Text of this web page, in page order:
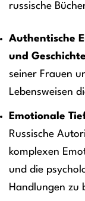
russische
Authentische
und
seiner Frauen
Lebensweisen
Emotionale
Russische
komplexen
und die
Handlungen zu